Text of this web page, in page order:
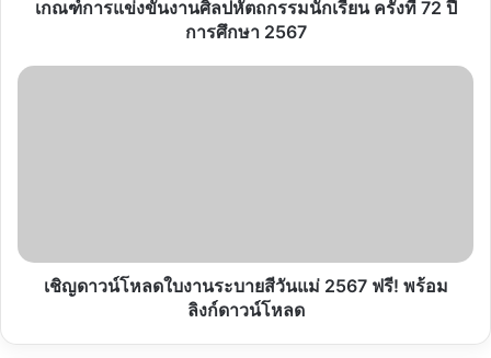
ศึกษา
เกณฑ์การแข่งขันงานศิลปหัตถกรรมนักเรียน ครั้งที่ 72 ปี
การศึกษา 2567
เชิญ
2567
เชิญดาวน์โหลดใบงานระบายสีวันแม่ 2567 ฟรี! พร้อม
ลิงก์ดาวน์โหลด